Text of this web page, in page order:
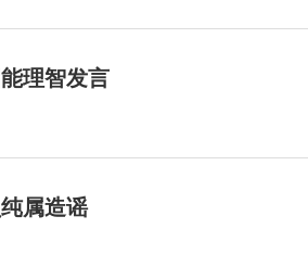
理智发言
属造谣